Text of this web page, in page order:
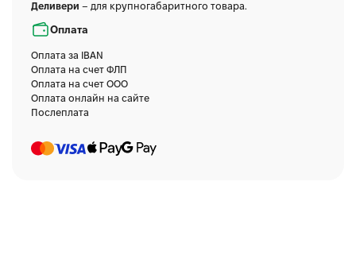
Деливери – для крупногабаритного товара.
Оплата
Оплата за IBAN
Оплата на счет ФЛП
Оплата на счет ООО
Оплата онлайн на сайте
Послеплата